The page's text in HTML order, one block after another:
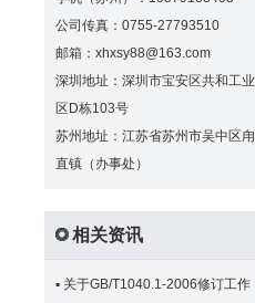
公司传真：0755-27793510
邮箱：xhxsy88@163.com
深圳地址：深圳市宝安区共和工业
区D栋103号
苏州地址：江苏省苏州市吴中区甪
直镇（办事处）
相关资讯
▪ 关于GB/T1040.1-2006修订工作